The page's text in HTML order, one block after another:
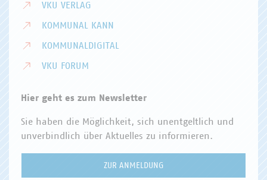
VKU VERLAG
KOMMUNAL KANN
KOMMUNALDIGITAL
VKU FORUM
Hier geht es zum Newsletter
Sie haben die Möglichkeit, sich unentgeltlich und
unverbindlich über Aktuelles zu informieren.
ZUR ANMELDUNG